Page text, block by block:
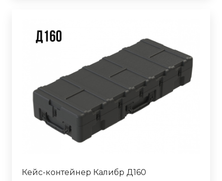
Кейс-контейнер Калибр Д160